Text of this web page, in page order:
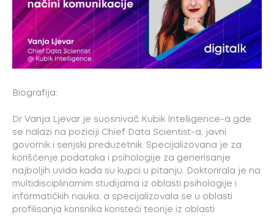
Biografija:
Dr Vanja Ljevar je suosnivač Kubik Intelligence-a gde
se nalazi na poziciji Chief Data Scientist-a, javni
govornik i serijski preduzetnik. Specijalizovana je za
korišćenje podataka i psihologije za generisanje
najboljih uvida kada su kupci u pitanju. Doktorirala je na
multidisciplinarnim studijama iz oblasti psihologije i
informatičkih nauka, a specijalizovala se u oblasti
profilisanja korisnika koristeći teorije iz oblasti